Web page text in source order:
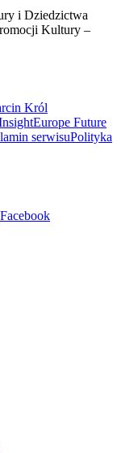
i Dziedzictwa
Kultury –
Król
Europe Future
serwisuPolityka
Facebook